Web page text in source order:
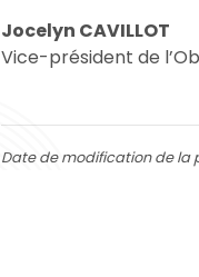
Jocelyn CAVILLOT
Vice-président de
Date de modification de la